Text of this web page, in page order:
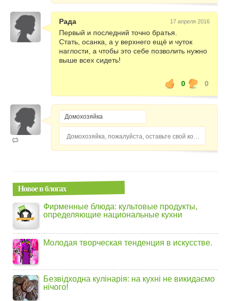
Рада 17 апреля 2016
Первый и последний точно братья.
Стать, осанка, а у верхнего ещё и чуток
наглости, а чтобы это себе позволить нужно
выше всех сидеть!
0 0
Новое в блогах
Фирменные блюда: культовые продукты,
определяющие национальные кухни
Молодая творческая тенденция в искусстве.
Безвідходна кулінарія: на кухні не викидаємо
нічого!